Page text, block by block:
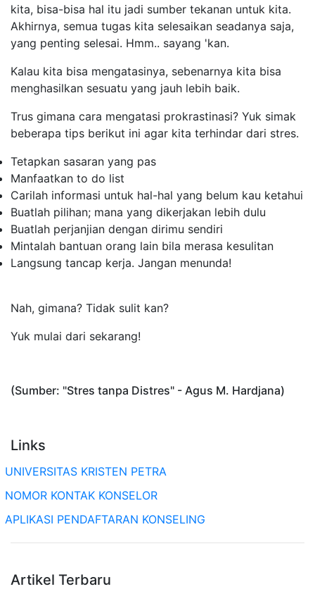
kita, bisa-bisa hal itu jadi sumber tekanan untuk kita.
Akhirnya, semua tugas kita selesaikan seadanya saja,
yang penting selesai. Hmm.. sayang 'kan.
Kalau kita bisa mengatasinya, sebenarnya kita bisa
menghasilkan sesuatu yang jauh lebih baik.
Trus gimana cara mengatasi prokrastinasi? Yuk simak
beberapa tips berikut ini agar kita terhindar dari stres.
Tetapkan sasaran yang pas
Manfaatkan to do list
Carilah informasi untuk hal-hal yang belum kau ketahui
Buatlah pilihan; mana yang dikerjakan lebih dulu
Buatlah perjanjian dengan dirimu sendiri
Mintalah bantuan orang lain bila merasa kesulitan
Langsung tancap kerja. Jangan menunda!
Nah, gimana? Tidak sulit kan?
Yuk mulai dari sekarang!
(Sumber: "Stres tanpa Distres" - Agus M. Hardjana)
Links
UNIVERSITAS KRISTEN PETRA
NOMOR KONTAK KONSELOR
APLIKASI PENDAFTARAN KONSELING
Artikel Terbaru